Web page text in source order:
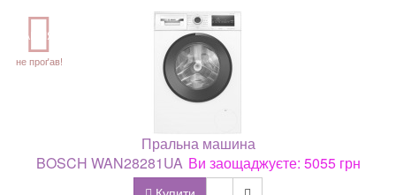
АКЦІЯ
не проґав!
Пральна машина
BOSCH WAN28281UA Ви заощаджуєте: 5055 грн